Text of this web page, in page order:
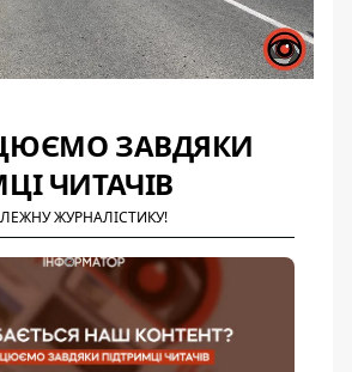
ЗАВДЯКИ
ЧИТАЧІВ
ЖУРНАЛІСТИКУ!